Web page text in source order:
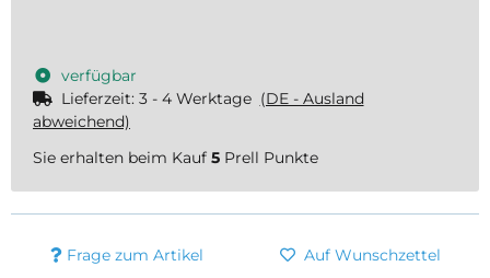
verfügbar
Lieferzeit: 3 - 4 Werktage (DE - Ausland
abweichend)
Sie erhalten beim Kauf 5 Prell Punkte
Frage zum Artikel Auf Wunschzettel